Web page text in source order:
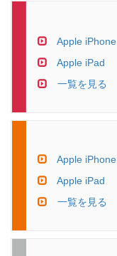
Apple iPhone
Apple iPad
一覧を見る
Apple iPhone
Apple iPad
一覧を見る